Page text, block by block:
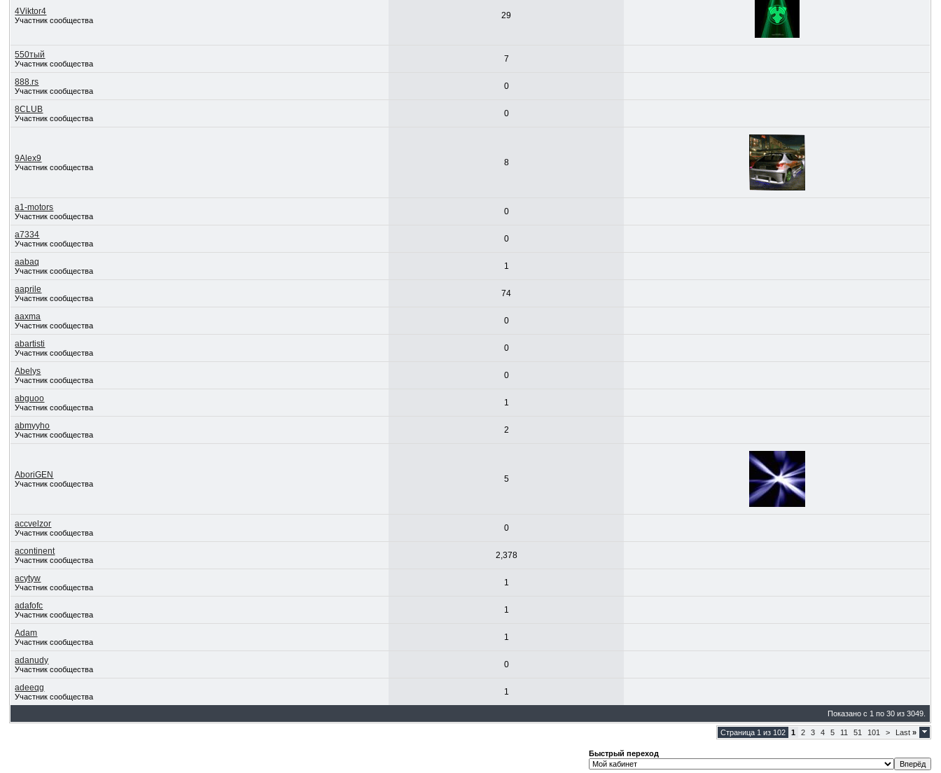
4Viktor4
Участник сообщества 29
550тый
Участник сообщества 7
888.rs
Участник сообщества 0
8CLUB
Участник сообщества 0
9Alex9
Участник сообщества 8
a1-motors
Участник сообщества 0
a7334
Участник сообщества 0
aabaq
Участник сообщества 1
aaprile
Участник сообщества 74
aaxma
Участник сообщества 0
abartisti
Участник сообщества 0
Abelys
Участник сообщества 0
abguoo
Участник сообщества 1
abmyyho
Участник сообщества 2
AboriGEN
Участник сообщества 5
accvelzor
Участник сообщества 0
acontinent
Участник сообщества 2,378
acytyw
Участник сообщества 1
adafofc
Участник сообщества 1
Adam
Участник сообщества 1
adanudy
Участник сообщества 0
adeeqg
Участник сообщества 1
Показано с 1 по 30 из 3049.
Страница 1 из 102 1 2 3 4 5 11 51 101 > Last»
Быстрый переход